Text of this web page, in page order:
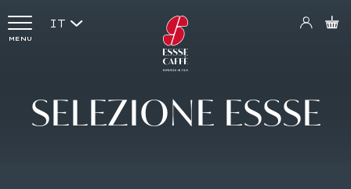
MENU
IT
SELEZIONE ESSSE